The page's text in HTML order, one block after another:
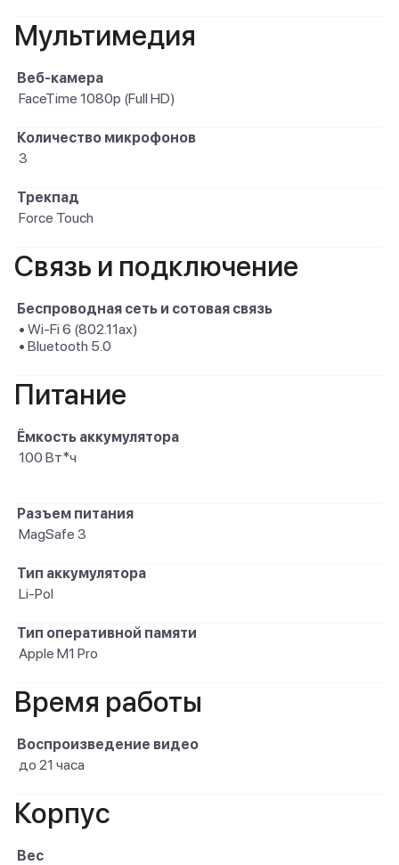
Мультимедия
Веб-камера
FaceTime 1080p (Full HD)
Количество микрофонов
3
Трекпад
Force Touch
Связь и подключение
Беспроводная сеть и сотовая связь
• Wi-Fi 6 (802.11ax)
• Bluetooth 5.0
Питание
Ёмкость аккумулятора
100 Вт*ч
Разъем питания
MagSafe 3
Тип аккумулятора
Li-Pol
Тип оперативной памяти
Apple M1 Pro
Время работы
Воспроизведение видео
до 21 часа
Корпус
Вес